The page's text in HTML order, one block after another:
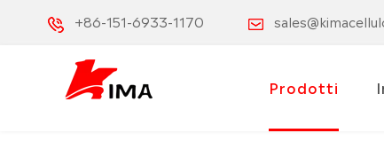
+86-151-6933-1170
Prodotti